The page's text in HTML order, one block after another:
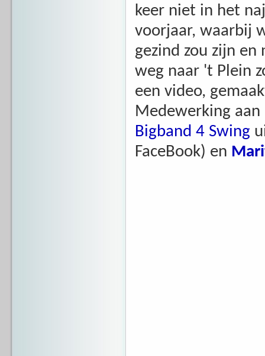
keer niet in het
voorjaar, waarbij
gezind zou zijn
weg naar 't Plein
een video,
Medewerking
Bigband 4 Swing
FaceBook) en